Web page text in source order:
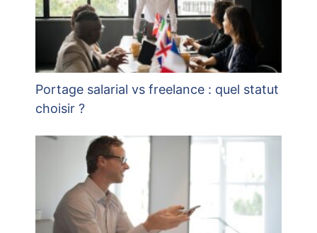
Portage salarial vs freelance : quel statut
choisir ?